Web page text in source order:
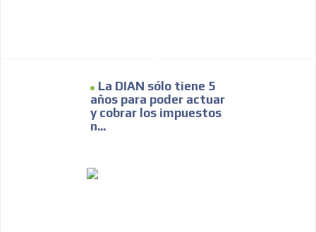
La DIAN sólo tiene 5
años para poder actuar
y cobrar los impuestos
n...